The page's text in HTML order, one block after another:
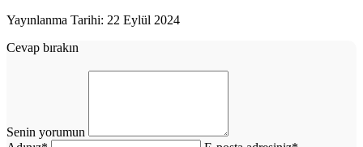
Yayınlanma Tarihi: 22 Eylül 2024
Cevap bırakın
Senin yorumun